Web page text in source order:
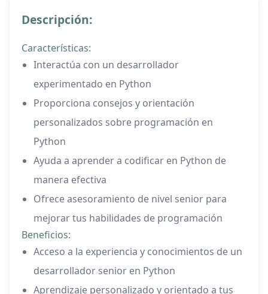
Descripción:
Características:
Interactúa con un desarrollador
experimentado en Python
Proporciona consejos y orientación
personalizados sobre programación en
Python
Ayuda a aprender a codificar en Python de
manera efectiva
Ofrece asesoramiento de nivel senior para
mejorar tus habilidades de programación
Beneficios:
Acceso a la experiencia y conocimientos de un
desarrollador senior en Python
Aprendizaje personalizado y orientado a tus